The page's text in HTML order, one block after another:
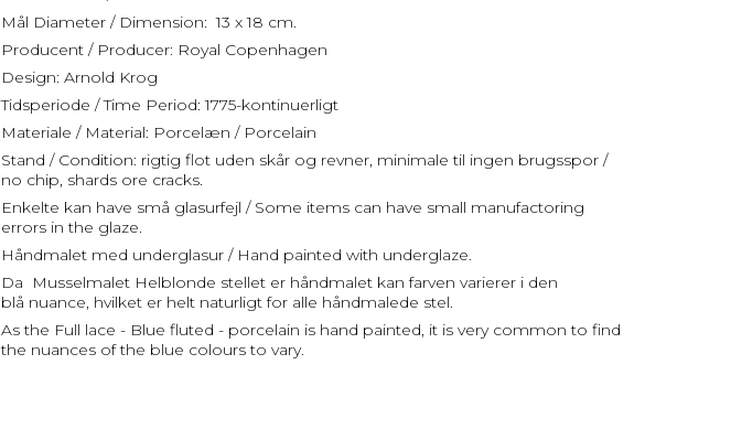
Mål Diameter / Dimension: 13 x 18 cm.
Producent / Producer: Royal Copenhagen
Design: Arnold Krog
Tidsperiode / Time Period: 1775-kontinuerligt
Materiale / Material: Porcelæn / Porcelain
Stand / Condition: rigtig flot uden skår og revner, minimale til ingen brugsspor /
no chip, shards ore cracks.
Enkelte kan have små glasurfejl / Some items can have small manufactoring
errors in the glaze.
Håndmalet med underglasur / Hand painted with underglaze.
Da Musselmalet Helblonde stellet er håndmalet kan farven varierer i den
blå nuance, hvilket er helt naturligt for alle håndmalede stel.
As the Full lace - Blue fluted - porcelain is hand painted, it is very common to find
the nuances of the blue colours to vary.